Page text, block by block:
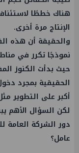
هناك خططًا
الإنتاج مرة أخرى.
والحقيقة أن هذه
نموذجًا تكرر في
حيث بدأت الكنوز
الحقيقية بمجرد
أكبر على التطوير
لكن السؤال الأهم
عامل؟